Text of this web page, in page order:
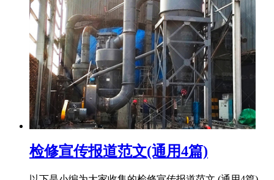
检修宣传报道范文(通用4篇)